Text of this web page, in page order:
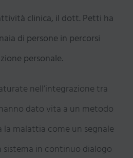
clinica, il dott. Petti ha
di persone in percorsi
personale.
nell’integrazione tra
dato vita a un metodo
malattia come un segnale
sistema in continuo dialogo